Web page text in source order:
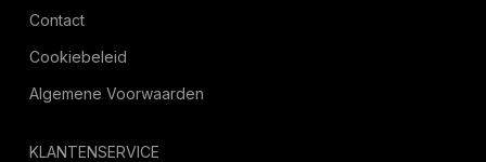
Contact
Cookiebeleid
Algemene Voorwaarden
KLANTENSERVICE